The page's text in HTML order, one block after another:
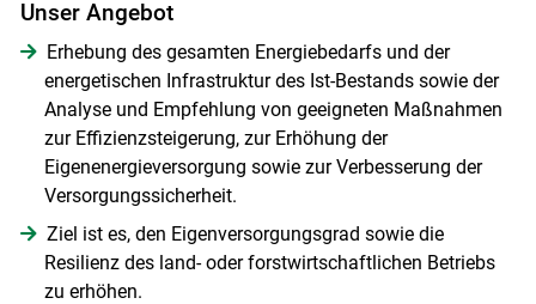
Unser Angebot
Erhebung des gesamten Energiebedarfs und der
energetischen Infrastruktur des Ist-Bestands sowie der
Analyse und Empfehlung von geeigneten Maßnahmen
zur Effizienzsteigerung, zur Erhöhung der
Eigenenergieversorgung sowie zur Verbesserung der
Versorgungssicherheit.
Ziel ist es, den Eigenversorgungsgrad sowie die
Resilienz des land- oder forstwirtschaftlichen Betriebs
zu erhöhen.